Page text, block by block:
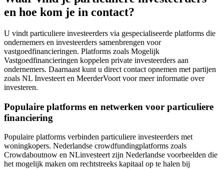
en hoe kom je in contact?
U vindt particuliere investeerders via gespecialiseerde platforms die
ondernemers en investeerders samenbrengen voor
vastgoedfinancieringen. Platforms zoals Mogelijk
Vastgoedfinancieringen koppelen private investeerders aan
ondernemers. Daarnaast kunt u direct contact opnemen met partijen
zoals NL Investeert en MeerderVoort voor meer informatie over
investeren.
Populaire platforms en netwerken voor particuliere
financiering
Populaire platforms verbinden particuliere investeerders met
woningkopers. Nederlandse crowdfundingplatforms zoals
Crowdaboutnow en NLinvesteert zijn Nederlandse voorbeelden die
het mogelijk maken om rechtstreeks kapitaal op te halen bij